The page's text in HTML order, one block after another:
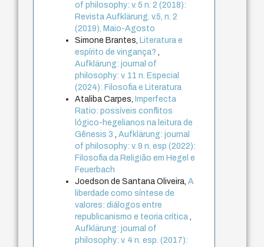
of philosophy: v. 5 n. 2 (2018):
Revista Aufklärung. v.5, n. 2
(2019), Maio-Agosto
Simone Brantes, Literatura e
espírito de vingança?,
Aufklärung: journal of
philosophy: v. 11 n. Especial
(2024): Filosofia e Literatura
Ataliba Carpes, Imperfecta
Ratio: possíveis conflitos
lógico-hegelianos na leitura de
Gênesis 3,Aufklärung: journal
of philosophy: v. 9 n. esp (2022):
Filosofia da Religião em Hegel e
Feuerbach
Joedson de Santana Oliveira,A
liberdade como síntese de
valores: diálogos entre
republicanismo e teoria crítica,
Aufklärung: journal of
philosophy: v. 4 n. esp. (2017):